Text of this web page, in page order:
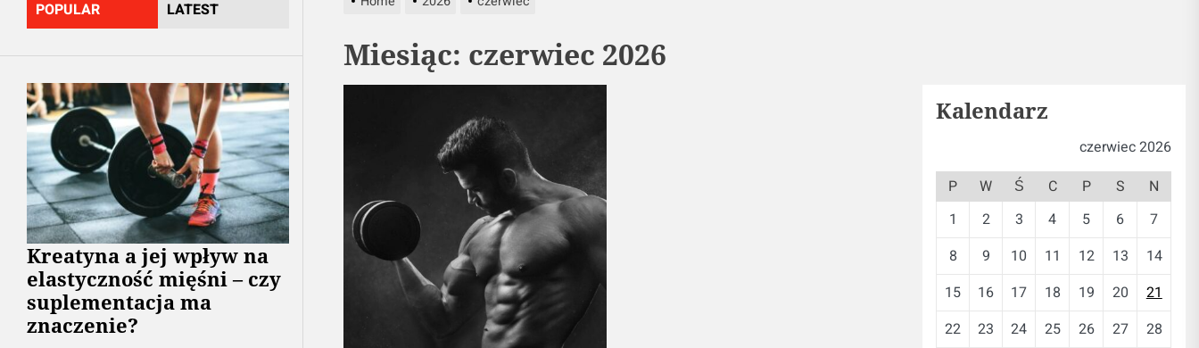
jej
pochodnych
POPULAR LATEST
Kreatyna a jej wpływ na
elastyczność mięśni – czy
suplementacja ma
znaczenie?
Miesiąc: czerwiec 2026
Kalendarz
czerwiec 2026
P
W Ś C P S
N
1
2 3 4 5 6
7
8
9 10 11 12 13
14
15
16 17 18 19 20
21
22
23 24 25 26 27
28